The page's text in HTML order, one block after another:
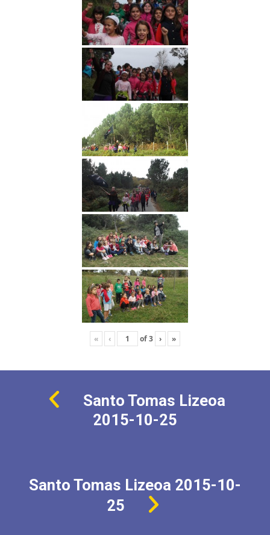
« ‹ of3 › »
Santo Tomas Lizeoa
2015-10-25
Santo Tomas Lizeoa 2015-10-
25